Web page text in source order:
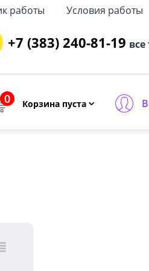
работы Условия работы
+7 (383) 240-81-19
0 Корзина пуста